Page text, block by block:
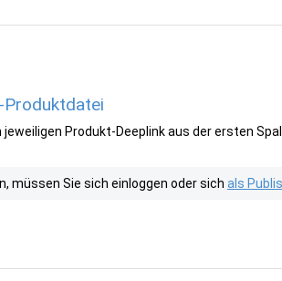
Produktdatei
Produkt-Deeplink aus der ersten
müssen Sie sich einloggen oder sich als